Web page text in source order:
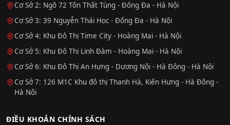
Cơ Sở 2: Ngõ 72 Tôn Thất Tùng - Đống Đa - Hà Nội
Cơ Sở 3: 39 Nguyễn Thái Học - Đống Đa - Hà Nội
Cơ Sở 4: Khu Đô Thị Time City - Hoàng Mai - Hà Nội
Cơ Sở 5: Khu Đô Thị Linh Đàm - Hoàng Mai - Hà Nội
Cơ Sở 6: Khu Đô Thị An Hưng - Dương Nội - Hà Đông - Hà Nội
Cơ Sở 7: 126 M1C Khu đô thị Thanh Hà, Kiến Hưng - Hà Đông -
Hà Nội
ĐIỀU KHOẢN CHÍNH SÁCH